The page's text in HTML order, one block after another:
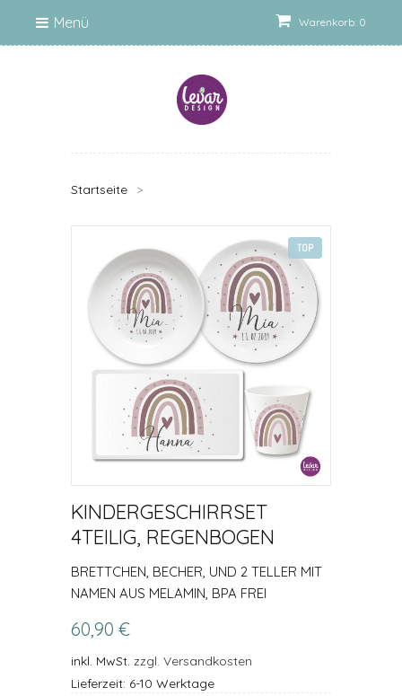
Warenkorb: 0
Menü
Startseite >
TOP
KINDERGESCHIRRSET
4TEILIG, REGENBOGEN
BRETTCHEN, BECHER, UND 2 TELLER MIT
NAMEN AUS MELAMIN, BPA FREI
60,90 €
inkl. MwSt. zzgl. Versandkosten
Lieferzeit: 6-10 Werktage